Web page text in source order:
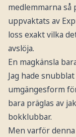
medlemmarna så
uppvaktats av
loss exakt vilka
avslöja.
En magkänsla
Jag hade
umgängesform
bara präglas av
bokklubbar.
Men varför